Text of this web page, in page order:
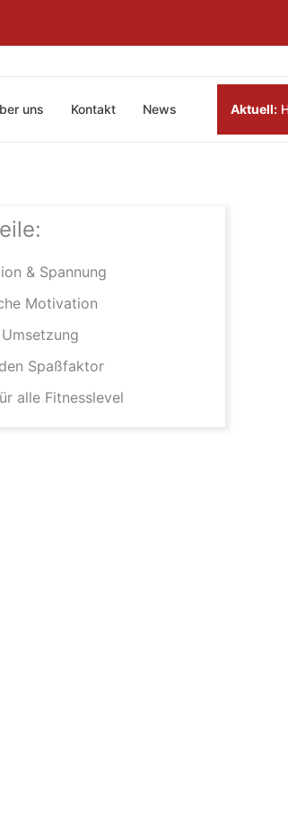
uns Kontakt News Aktuell:
& Spannung
Motivation
Spaßfaktor
alle Fitnesslevel